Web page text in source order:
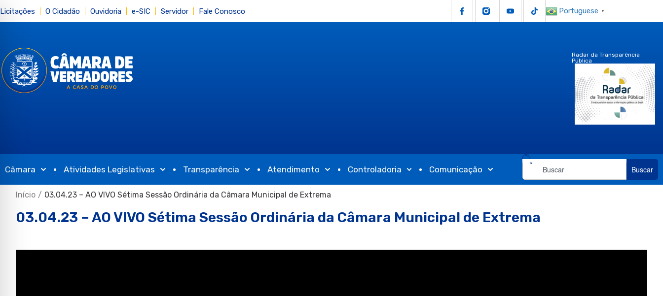
Licitações O Cidadão Ouvidoria e-SIC Servidor Fale Conosco Portuguese ▼
Radar da Transparência
Pública
Câmara Atividades Legislativas Transparência Atendimento Controladoria Comunicação Buscar
Início / 03.04.23 – AO VIVO Sétima Sessão Ordinária da Câmara Municipal de Extrema
03.04.23 – AO VIVO Sétima Sessão Ordinária da Câmara Municipal de Extrema